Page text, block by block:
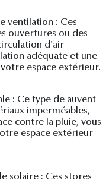
ventilation : Ces
ouvertures ou des
d'air
adéquate et une
espace extérieur.
: Ce type de auvent
imperméables,
contre la pluie, vous
espace extérieur
solaire : Ces stores